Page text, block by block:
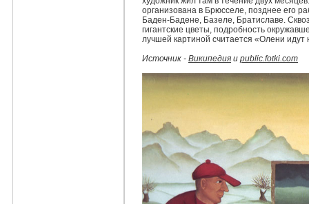
организована в Брюсселе, позднее его
Баден-Бадене, Базеле, Братиславе.
гигантские цветы, подробность
лучшей картиной считается «Олени идут
Источник - Википедия и public.fotki.com